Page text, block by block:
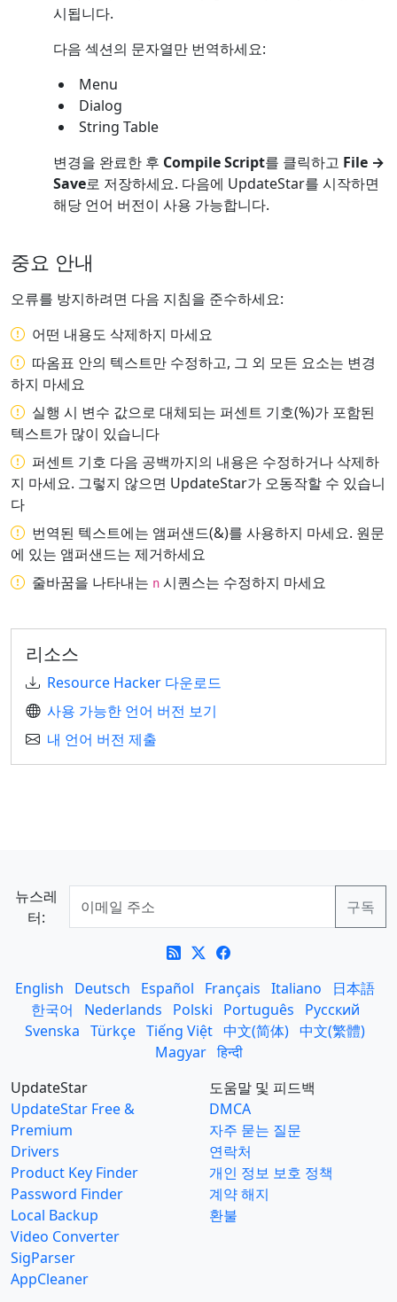
시됩니다.
다음 섹션의 문자열만 번역하세요:
Menu
Dialog
String Table
변경을 완료한 후 Compile Script를 클릭하고 File →
Save로 저장하세요. 다음에 UpdateStar를 시작하면
해당 언어 버전이 사용 가능합니다.
중요 안내
오류를 방지하려면 다음 지침을 준수하세요:
어떤 내용도 삭제하지 마세요
따옴표 안의 텍스트만 수정하고, 그 외 모든 요소는 변경
하지 마세요
실행 시 변수 값으로 대체되는 퍼센트 기호(%)가 포함된
텍스트가 많이 있습니다
퍼센트 기호 다음 공백까지의 내용은 수정하거나 삭제하
지 마세요. 그렇지 않으면 UpdateStar가 오동작할 수 있습니
다
번역된 텍스트에는 앰퍼샌드(&)를 사용하지 마세요. 원문
에 있는 앰퍼샌드는 제거하세요
줄바꿈을 나타내는 n 시퀀스는 수정하지 마세요
리소스
Resource Hacker 다운로드
사용 가능한 언어 버전 보기
내 언어 버전 제출
뉴스레
터:
English Deutsch Español Français Italiano
日本語
한국어
Nederlands Polski Português
Русский
Svenska Türkçe Tiếng Việt 中文(简体) 中文(繁體)
Magyar हिन्दी
UpdateStar
UpdateStar Free &
Premium
Drivers
Product Key Finder
Password Finder
Local Backup
Video Converter
SigParser
AppCleaner
도움말 및 피드백
DMCA
자주 묻는 질문
연락처
개인 정보 보호 정책
계약 해지
환불